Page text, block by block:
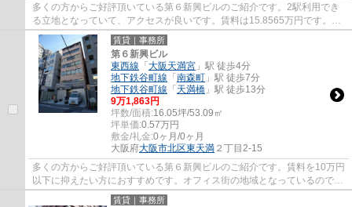
多くの方からご好評頂いている第６新興ビルのご紹介です。2駅利用でき
る立地となっていて、アクセスが良いです。賃料は15.8565万円です。オ
フィスに給湯室があると美味しいお茶を作る...
賃貸｜事務所
第６新興ビル
東西線 「 大阪天満宮 」駅 徒歩4分
地下鉄谷町線 「 南森町 」駅 徒歩7分
地下鉄谷町線 「 天満橋 」駅 徒歩13分
9万1,863円
坪数/面積:16.05坪/53.09㎡
坪単価:0.57万円
敷金/礼金:0ヶ月/0ヶ月
大阪府大阪市北区東天満 ２丁目2-15
多くの方からご好評頂いている第６新興ビルのご紹介です。賃料を10万円
以下に抑えたい方におすすめです。オフィス街の地域となっているのでIT
向けとなっております。周辺には、徒歩4分...
賃貸｜事務所